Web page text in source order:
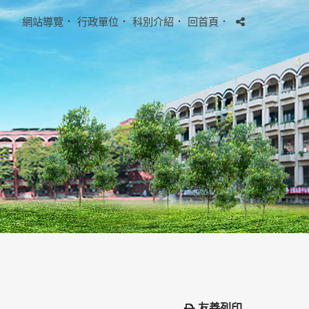
網站導覽 ． 行政單位 ． 科別介紹． 回首頁．